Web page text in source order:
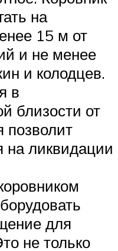
на
15 м от
и не менее
и колодцев.
в
близости от
позволит
на ликвидации
для
не только